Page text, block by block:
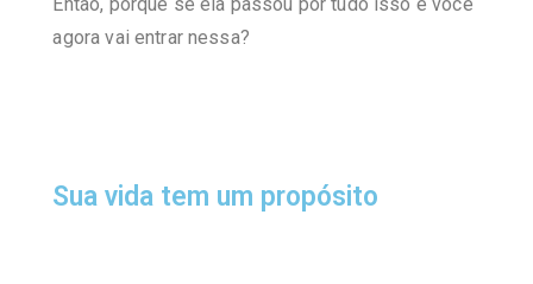
agora vai entrar nessa?
Sua vida tem um propósito